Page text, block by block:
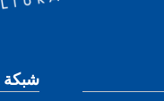
شبكة Farnesina